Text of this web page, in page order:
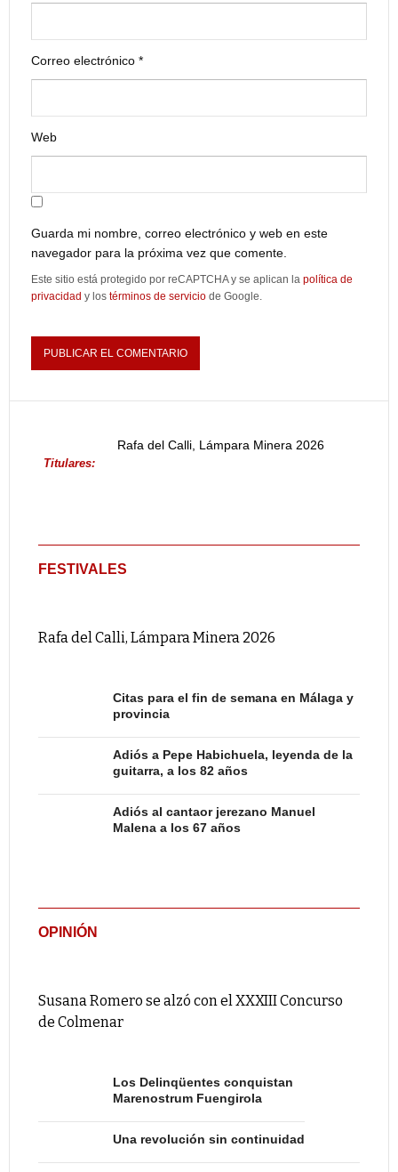
Correo electrónico *
Web
Guarda mi nombre, correo electrónico y web en este
navegador para la próxima vez que comente.
Este sitio está protegido por reCAPTCHA y se aplican la política de
privacidad y los términos de servicio de Google.
Titulares:
Rafa del Calli, Lámpara Minera 2026
FESTIVALES
Rafa del Calli, Lámpara Minera 2026
Citas para el fin de semana en Málaga y
provincia
Adiós a Pepe Habichuela, leyenda de la
guitarra, a los 82 años
Adiós al cantaor jerezano Manuel
Malena a los 67 años
OPINIÓN
Susana Romero se alzó con el XXXIII Concurso
de Colmenar
Los Delinqüentes conquistan
Marenostrum Fuengirola
Una revolución sin continuidad